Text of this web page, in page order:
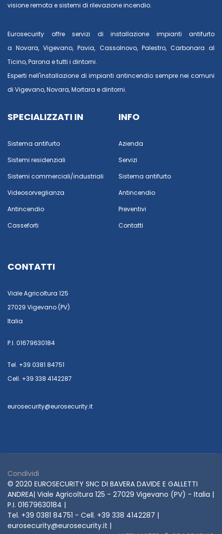
visione remota e sistemi di rilevazione incendio.
Eurosecurity offre servizi di installazione impianti antifurto
aNovara,Vigevano,Pavia, Cassolnovo, Palestro, Carbonara al
Ticino,Parona e tutti i dintorni.
Esperti nell'installazione di impianti antincendio sempre nei comuni
di Vigevano,Novara,Mortara e dintorni.
SPECIALIZZATI IN
Sistema antifurto
Sistemi residenziali
Sistemi commerciali/industriali
Videosorveglianza
Antincendio
Casseforti
INFO
Azienda
Servizi
Sistema antifurto
Antincendio
Preventivi
Contatti
CONTATTI
Viale Agricoltura 125
27029 Vigevano (PV)
Italia
P.I. 01679630184
Tel. +39 0381 84751
Cell. +39 338 4142287
eurosecurity@eurosecurity.it
Condividi
© 2020 EUROSECURITY SNC DI BAVERA DAVIDE E GALLETTI
ANDREA| Viale Agricoltura 125 - 27029 Vigevano (PV) - Italia |
P.I. 01679630184 |
Tel. +39 0381 84751 - Cell. +39 338 4142287 |
eurosecurity@eurosecurity.it |